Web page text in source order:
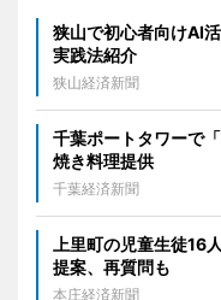
狭山で初心者向けAI
実践法紹介
狭山経済新聞
千葉ポートタワーで
焼き料理提供
千葉経済新聞
上里町の児童生徒
提案、再質問も
本庄経済新聞